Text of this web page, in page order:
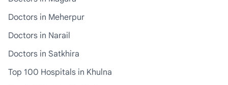
Doctors in Meherpur
Doctors in Narail
Doctors in Satkhira
Top 100 Hospitals in Khulna